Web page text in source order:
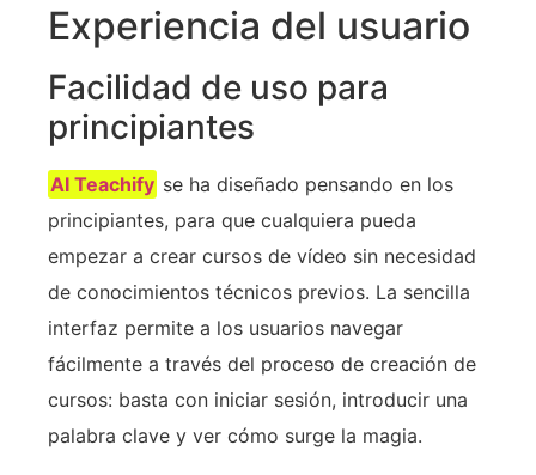
Experiencia del usuario
Facilidad de uso para
principiantes
AI Teachify se ha diseñado pensando en los
principiantes, para que cualquiera pueda
empezar a crear cursos de vídeo sin necesidad
de conocimientos técnicos previos. La sencilla
interfaz permite a los usuarios navegar
fácilmente a través del proceso de creación de
cursos: basta con iniciar sesión, introducir una
palabra clave y ver cómo surge la magia.